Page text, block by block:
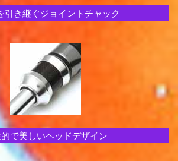
引き継ぐジョイントチャック
で美しいヘッドデザイン